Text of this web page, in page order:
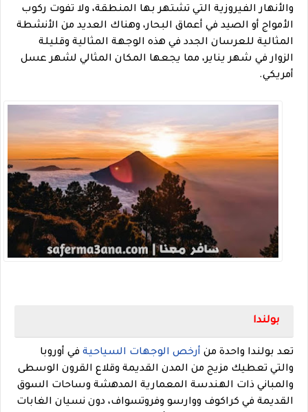
والأنهار الفيروزية التي تشتهر بها المنطقة، ولا تفوت ركوب
الأمواج أو الصيد في أعماق البحار، وهناك العديد من الأنشطة
المثالية للعرسان الجدد في هذه الوجهة المثالية وقليلة
الزوار في شهر يناير، مما يجعها المكان المثالي لشهر عسل
أمريكي.
بولندا
تعد بولندا واحدة من أرخص الوجهات السياحية في أوروبا
والتي تعطيك مزيج من المدن القديمة وقلاع القرون الوسطى
والمباني ذات الهندسة المعمارية المدهشة وساحات السوق
القديمة في كراكوف ووارسو وفروتسواف، دون نسيان الغابات